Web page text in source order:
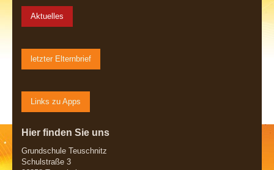
Aktuelles
letzter Elternbrief
Links zu Apps
Hier finden Sie uns
Grundschule Teuschnitz
Schulstraße 3